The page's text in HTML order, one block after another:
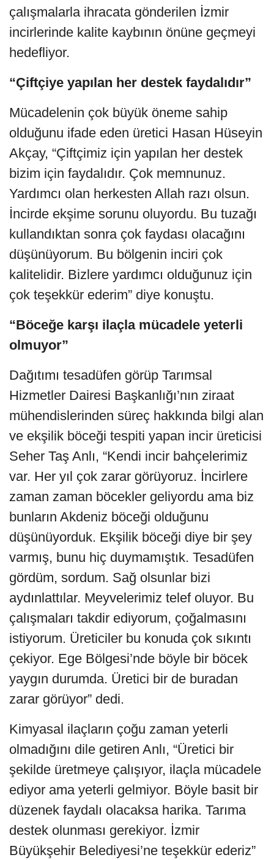
çalışmalarla ihracata gönderilen İzmir
incirlerinde kalite kaybının önüne geçmeyi
hedefliyor.
“Çiftçiye yapılan her destek faydalıdır”
Mücadelenin çok büyük öneme sahip
olduğunu ifade eden üretici Hasan Hüseyin
Akçay, “Çiftçimiz için yapılan her destek
bizim için faydalıdır. Çok memnunuz.
Yardımcı olan herkesten Allah razı olsun.
İncirde ekşime sorunu oluyordu. Bu tuzağı
kullandıktan sonra çok faydası olacağını
düşünüyorum. Bu bölgenin inciri çok
kalitelidir. Bizlere yardımcı olduğunuz için
çok teşekkür ederim” diye konuştu.
“Böceğe karşı ilaçla mücadele yeterli
olmuyor”
Dağıtımı tesadüfen görüp Tarımsal
Hizmetler Dairesi Başkanlığı’nın ziraat
mühendislerinden süreç hakkında bilgi alan
ve ekşilik böceği tespiti yapan incir üreticisi
Seher Taş Anlı, “Kendi incir bahçelerimiz
var. Her yıl çok zarar görüyoruz. İncirlere
zaman zaman böcekler geliyordu ama biz
bunların Akdeniz böceği olduğunu
düşünüyorduk. Ekşilik böceği diye bir şey
varmış, bunu hiç duymamıştık. Tesadüfen
gördüm, sordum. Sağ olsunlar bizi
aydınlattılar. Meyvelerimiz telef oluyor. Bu
çalışmaları takdir ediyorum, çoğalmasını
istiyorum. Üreticiler bu konuda çok sıkıntı
çekiyor. Ege Bölgesi’nde böyle bir böcek
yaygın durumda. Üretici bir de buradan
zarar görüyor” dedi.
Kimyasal ilaçların çoğu zaman yeterli
olmadığını dile getiren Anlı, “Üretici bir
şekilde üretmeye çalışıyor, ilaçla mücadele
ediyor ama yeterli gelmiyor. Böyle basit bir
düzenek faydalı olacaksa harika. Tarıma
destek olunması gerekiyor. İzmir
Büyükşehir Belediyesi’ne teşekkür ederiz”